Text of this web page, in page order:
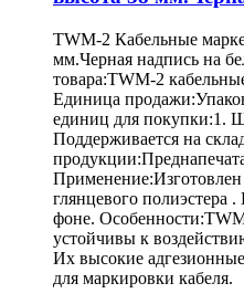
TWM-2 Кабельные
мм.Черная надпись на
товара:TWM-2
Единица
единиц для покупки:1.
Поддерживается на
глянцевого полиэстера
фоне.
устойчивы к
Их высокие
для маркировки кабеля.